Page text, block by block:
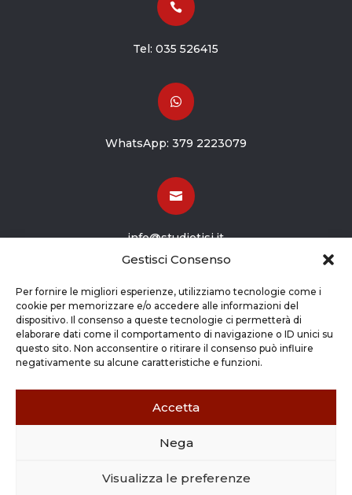
Gestisci Consenso
Per fornire le migliori esperienze, utilizziamo tecnologie come i
cookie per memorizzare e/o accedere alle informazioni del
dispositivo. Il consenso a queste tecnologie ci permetterà di
elaborare dati come il comportamento di navigazione o ID unici su
questo sito. Non acconsentire o ritirare il consenso può influire
negativamente su alcune caratteristiche e funzioni.
Accetta
Nega
Visualizza le preferenze

Tel:035 526415

WhatsApp: 379 2223079

info@studiotisi.it

Viale Europa 8
Grassobbio BG (24050)
Copyright © 2026 STUDIO TISI SRL –
03263800165 |Credits| Cookie Policy